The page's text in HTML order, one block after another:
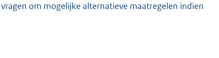
om mogelijke alternatieve maatregelen indien